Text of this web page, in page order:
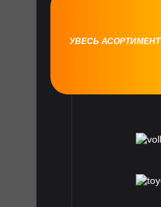
УВЕСЬ АСОРТИМЕНТ